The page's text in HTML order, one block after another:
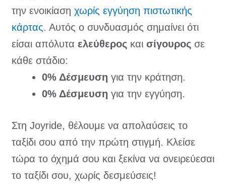
την ενοικίαση χωρίς εγγύηση πιστωτικής
κάρτας. Αυτός ο συνδυασμός σημαίνει ότι
είσαι απόλυτα ελεύθερος και σίγουρος σε
κάθε στάδιο:
0% Δέσμευση για την κράτηση.
0% Δέσμευση για την εγγύηση.
Στη Joyride, θέλουμε να απολαύσεις το
ταξίδι σου από την πρώτη στιγμή. Κλείσε
τώρα το όχημά σου και ξεκίνα να ονειρεύεσαι
το ταξίδι σου, χωρίς δεσμεύσεις!